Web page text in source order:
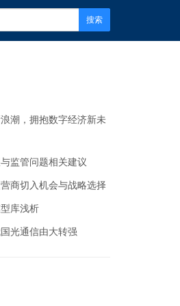
搜索
潮，拥抱数字经济新未
监管问题相关建议
商切入机会与战略选择
库浅析
光通信由大转强